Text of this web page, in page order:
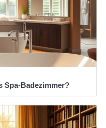
Spa-Badezimmer?